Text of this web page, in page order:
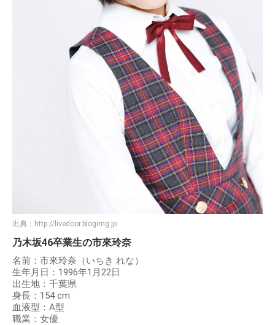
出典： http://livedoor.blogimg.jp
乃木坂46卒業生の市來玲奈
名前：市來玲奈（いちき れな）
生年月日：1996年1月22日
出生地：千葉県
身長：154 cm
血液型：A型
職業：女優